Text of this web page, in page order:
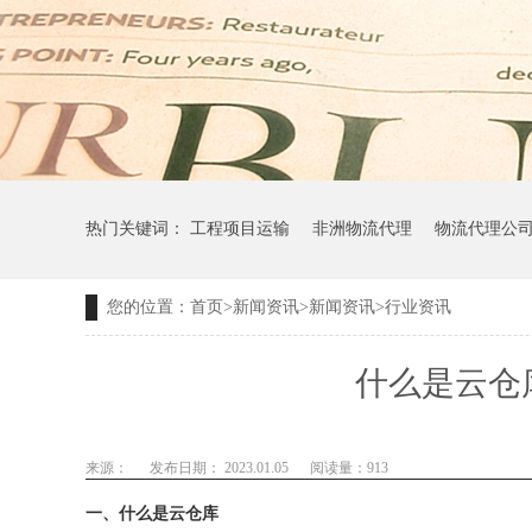
热门关键词： 工程项目运输 非洲物流代理 物流代理公
您的位置： 首页>新闻资讯>新闻资讯>行业资讯
什么是云仓
来源： 发布日期： 2023.01.05 阅读量： 913
一、什么是云仓库